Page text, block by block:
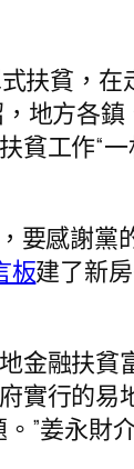
扶貧，在
地方各
工作“一
要感謝黨
板建了新
金融扶貧
實行的易
”姜永財